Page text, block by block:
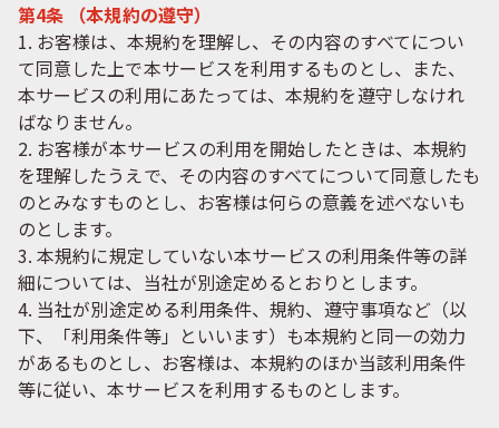
第4条 （本規約の遵守）
1. お客様は、本規約を理解し、その内容のすべてについ
て同意した上で本サービスを利用するものとし、また、
本サービスの利用にあたっては、本規約を遵守しなけれ
ばなりません。
2. お客様が本サービスの利用を開始したときは、本規約
を理解したうえで、その内容のすべてについて同意したも
のとみなすものとし、お客様は何らの意義を述べないも
のとします。
3. 本規約に規定していない本サービスの利用条件等の詳
細については、当社が別途定めるとおりとします。
4. 当社が別途定める利用条件、規約、遵守事項など（以
下、「利用条件等」といいます）も本規約と同一の効力
があるものとし、お客様は、本規約のほか当該利用条件
等に従い、本サービスを利用するものとします。